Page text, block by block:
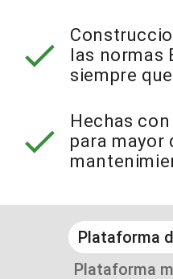
check
las normas
siempre
check
Hechas
para mayor
Plataforma
Plataforma